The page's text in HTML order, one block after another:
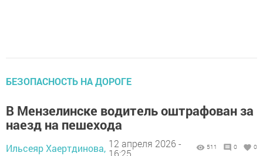
БЕЗОПАСНОСТЬ НА ДОРОГЕ
В Мензелинске водитель оштрафован за
наезд на пешехода
Ильсеяр Хаертдинова, 12 апреля 2026 -
16:25
511 0 0